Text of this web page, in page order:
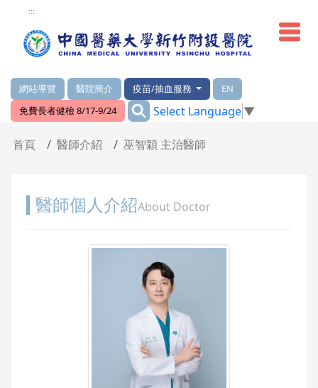
網頁頂端重要消息及連結
:::
網站導覽 醫院簡介 疫苗/抽血服務
EN
免費長者健檢 8/17-9/24
::: Select Language▼
首頁 醫師介紹 巫智穎 主治醫師
醫師個人介紹About Doctor